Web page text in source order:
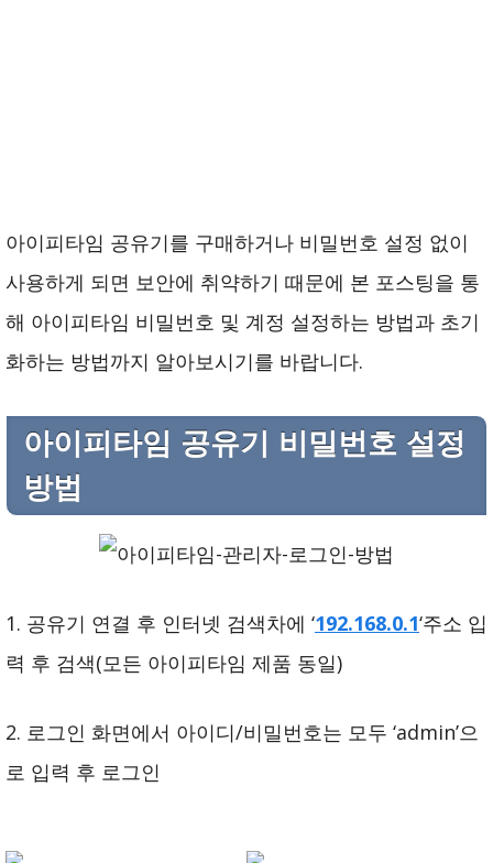
아이피타임 공유기를 구매하거나 비밀번호 설정 없이
사용하게 되면 보안에 취약하기 때문에 본 포스팅을 통
해 아이피타임 비밀번호 및 계정 설정하는 방법과 초기
화하는 방법까지 알아보시기를 바랍니다.
아이피타임 공유기 비밀번호 설정
방법
1. 공유기 연결 후 인터넷 검색차에 ‘192.168.0.1‘주소 입
력 후 검색(모든 아이피타임 제품 동일)
2. 로그인 화면에서 아이디/비밀번호는 모두 ‘admin’으
로 입력 후 로그인